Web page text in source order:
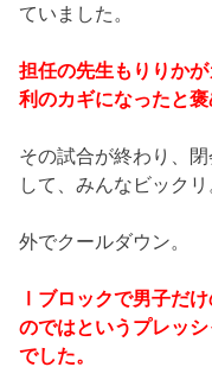
ていました。
担任の先生もりりか
利のカギになったと
その試合が終わり、
して、みんなビックリ
外でクールダウン。
Ⅰブロックで男子だ
のではというプレッ
でした。